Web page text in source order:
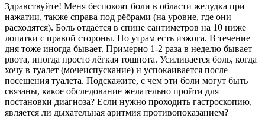
Здравствуйте! Меня беспокоят боли в области желудка при
нажатии, также справа под рёбрами (на уровне, где они
расходятся). Боль отдаётся в спине сантиметров на 10 ниже
лопатки с правой стороны. По утрам есть изжога. В течение
дня тоже иногда бывает. Примерно 1-2 раза в неделю бывает
рвота, иногда просто лёгкая тошнота. Усиливается боль, когда
хочу в туалет (мочеиспускание) и успокаивается после
посещения туалета. Подскажите, с чем эти боли могут быть
связаны, какое обследование желательно пройти для
постановки диагноза? Если нужно проходить гастроскопию,
является ли дыхательная аритмия противопоказанием?